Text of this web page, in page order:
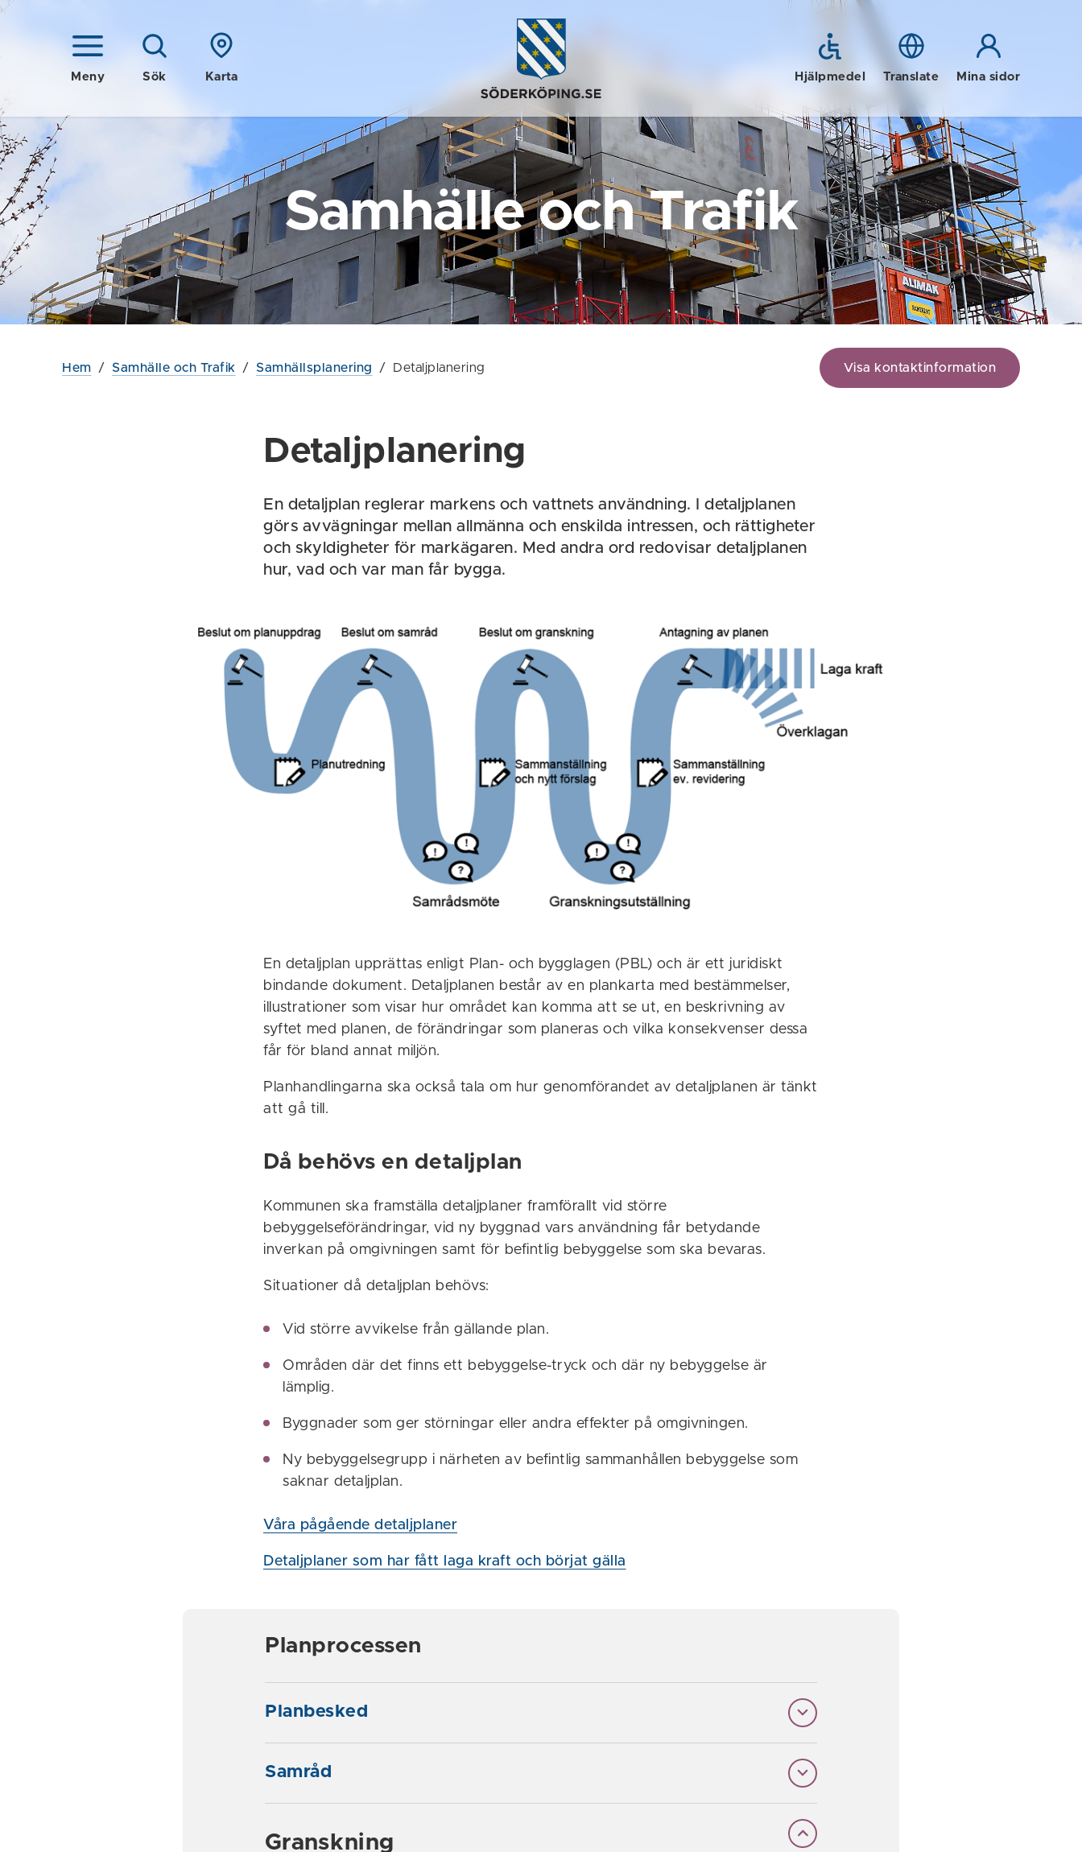
Meny Sök Karta Hjälpmedel Translate Mina sidor
Samhälle och Trafik
Hem / Samhälle och Trafik / Samhällsplanering / Detaljplanering Visa kontaktinformation
Detaljplanering
En detaljplan reglerar markens och vattnets användning. I detaljplanen
görs avvägningar mellan allmänna och enskilda intressen, och rättigheter
och skyldigheter för markägaren. Med andra ord redovisar detaljplanen
hur, vad och var man får bygga.
En detaljplan upprättas enligt Plan- och bygglagen (PBL) och är ett juridiskt
bindande dokument. Detaljplanen består av en plankarta med bestämmelser,
illustrationer som visar hur området kan komma att se ut, en beskrivning av
syftet med planen, de förändringar som planeras och vilka konsekvenser dessa
får för bland annat miljön.
Planhandlingarna ska också tala om hur genomförandet av detaljplanen är tänkt
att gå till.
Då behövs en detaljplan
Kommunen ska framställa detaljplaner framförallt vid större
bebyggelseförändringar, vid ny byggnad vars användning får betydande
inverkan på omgivningen samt för befintlig bebyggelse som ska bevaras.
Situationer då detaljplan behövs:
Vid större avvikelse från gällande plan.
Områden där det finns ett bebyggelse-tryck och där ny bebyggelse är
lämplig.
Byggnader som ger störningar eller andra effekter på omgivningen.
Ny bebyggelsegrupp i närheten av befintlig sammanhållen bebyggelse som
saknar detaljplan.
Våra pågående detaljplaner
Detaljplaner som har fått laga kraft och börjat gälla
Planprocessen
Planbesked
Samråd
Granskning